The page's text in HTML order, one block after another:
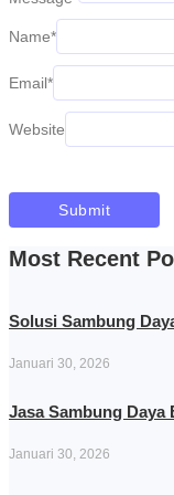
Name*
Email*
Website
Most Recent
Solusi Sambung
Januari 30, 2026
Jasa Sambung
Januari 30, 2026